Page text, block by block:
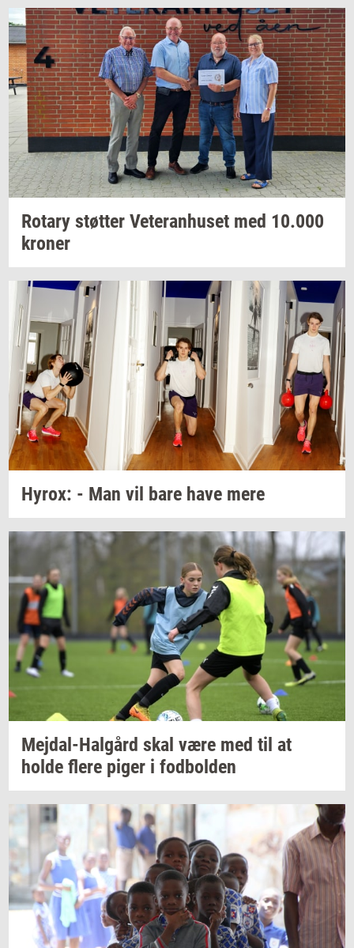
Ro­tary støt­ter Ve­te­ran­hu­set med 10.000
kro­ner
Hyrox: - Man vil bare have mere
Mejdal-​Halgård skal være med til at
holde flere piger i fod­bol­den